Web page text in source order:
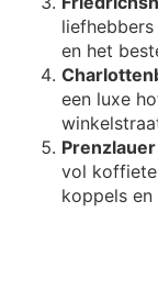
en het
een luxe
vol
koppels en